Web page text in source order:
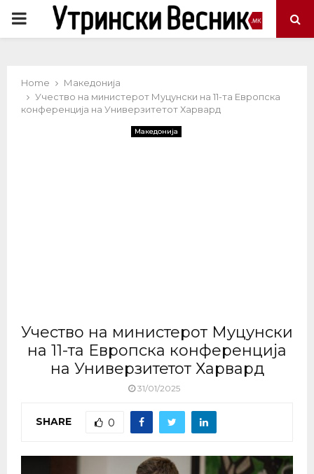
PRIMARY
Home
Македонија
Учество на министерот Муцунски на 11-та Европска
конференција на Универзитетот Харвард
Македонија
Учество на министерот Муцунски
на 11-та Европска конференција
на Универзитетот Харвард
31/01/2025
SHARE 0